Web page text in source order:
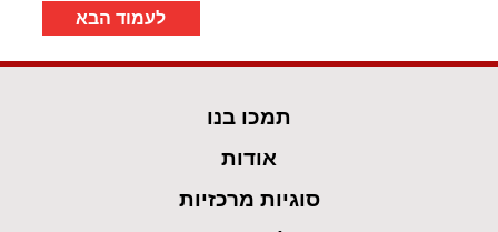
לעמוד הבא
תמכו בנו
אודות
סוגיות מרכזיות